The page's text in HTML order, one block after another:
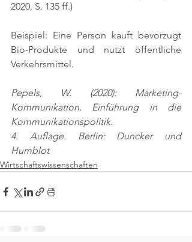
2020, S. 135 ff.)
Beispiel: Eine Person kauft bevorzugt
Bio-Produkte und nutzt öffentliche
Verkehrsmittel.
Pepels, W. (2020): Marketing-
Kommunikation. Einführung in die
Kommunikationspolitik.
4. Auflage. Berlin: Duncker und
Humblot
Wirtschaftswissenschaften